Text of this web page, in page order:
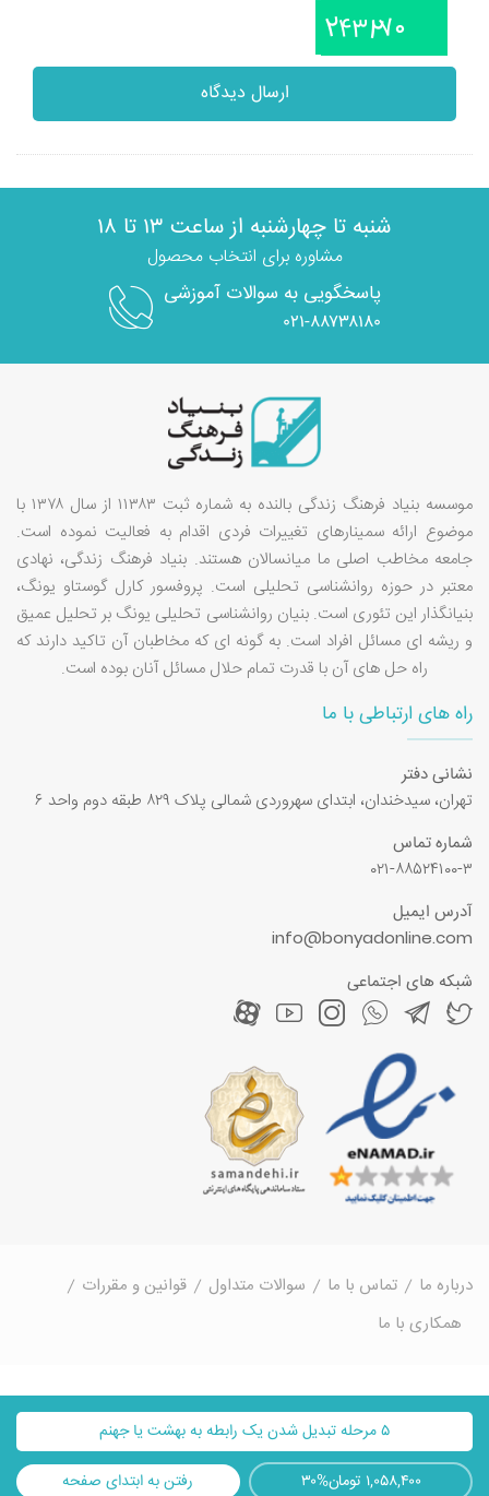
۵ مرحله تبدیل شدن یک رابطه به بهشت یا جهنم
۱,۰۵۸,۴۰۰ تومان ۳۰% رفتن به ابتدای صفحه
ارسال دیدگاه
شنبه تا چهارشنبه از ساعت ۱۳ تا ۱۸
مشاوره برای انتخاب محصول
پاسخگویی به سوالات آموزشی
۰۲۱-۸۸۷۳۸۱۸۰
موسسه بنیاد فرهنگ زندگی بالنده به شماره ثبت ۱۱۳۸۳ از سال ۱۳۷۸ با
موضوع ارائه سمینارهای تغییرات فردی اقدام به فعالیت نموده است.
جامعه مخاطب اصلی ما میانسالان هستند. بنیاد فرهنگ زندگی، نهادی
معتبر در حوزه روانشناسی تحلیلی است. پروفسور کارل گوستاو یونگ،
بنیانگذار این تئوری است. بنیان روانشناسی تحلیلی یونگ بر تحلیل عمیق
و ریشه ای مسائل افراد است. به گونه ای که مخاطبان آن تاکید دارند که
راه حل های آن با قدرت تمام حلال مسائل آنان بوده است.
راه های ارتباطی با ما
نشانی دفتر
تهران، سیدخندان، ابتدای سهروردی شمالی پلاک ۸۲۹ طبقه دوم واحد ۶
شماره تماس
۰۲۱-۸۸۵۲۴۱۰۰-۳
آدرس ایمیل
info@bonyadonline.com
شبکه های اجتماعی
درباره ما تماس با ما سوالات متداول
قوانین و مقررات
همکاری با ما